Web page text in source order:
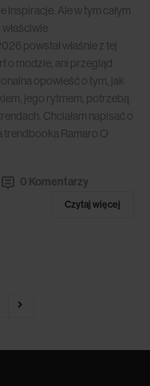
Ale w tym całym
powstał właśnie z tej
o modzie, ani przegląd
opowieść o tym, jak
jego rytmem, potrzebą
Chciałam napisać o
trendbooka Ramaro O
0 Komentarzy
Czytaj więcej